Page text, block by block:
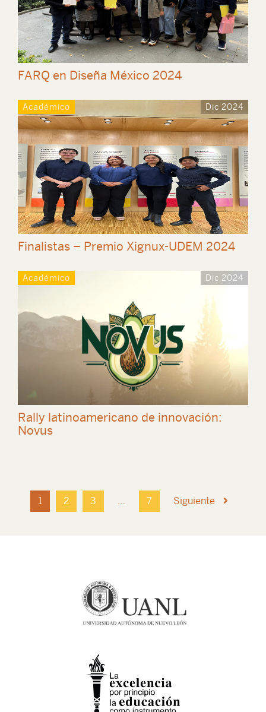
FARQ en Diseña México 2024
Académico Dic 2024
Finalistas – Premio Xignux-UDEM 2024
Académico Dic 2024
Rally latinoamericano de innovación:
Novus
1 2 3 … 7 Siguiente